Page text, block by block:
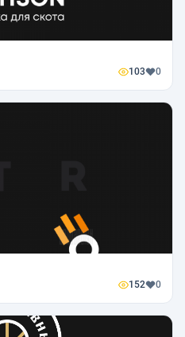
103 0
152 0